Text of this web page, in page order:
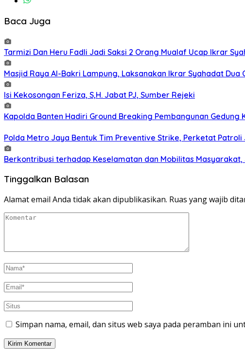
Baca Juga
Tarmizi Dan Heru Fadli Jadi Saksi 2 Orang Mualaf Ucap Ikrar
Masjid Raya Al-Bakri Lampung, Laksanakan Ikrar Syahadat Dua
Isi Kekosongan Feriza, S,H. Jabat PJ, Sumber Rejeki
Kapolda Banten Hadiri Ground Breaking Pembangunan Gedung
Polda Metro Jaya Bentuk Tim Preventive Strike, Perketat Patroli
Berkontribusi terhadap Keselamatan dan Mobilitas
Tinggalkan Balasan
Alamat email Anda tidak akan dipublikasikan. Ruas yang wajib
Simpan nama, email, dan situs web saya pada peramban ini